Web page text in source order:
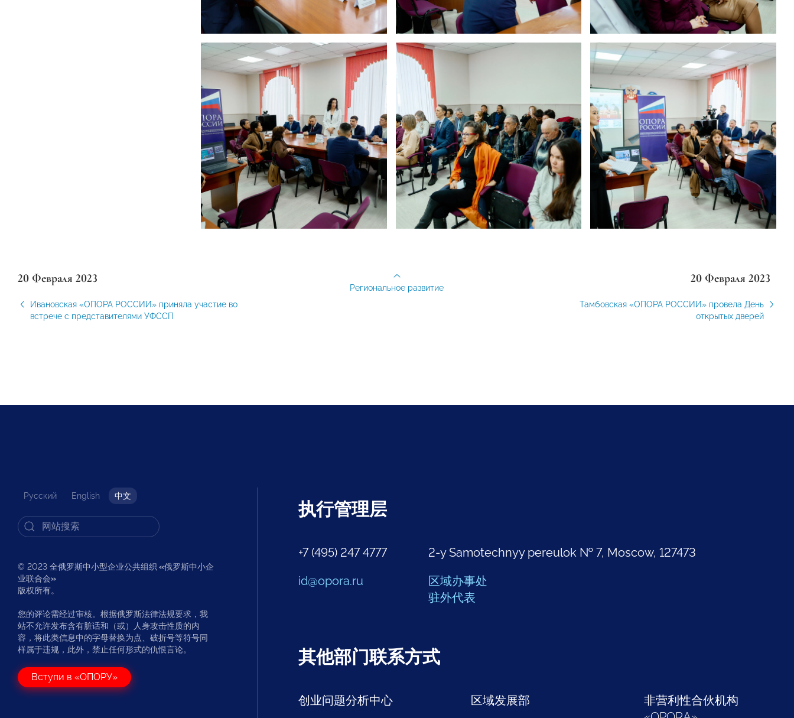
20 Февраля 2023
Ивановская «ОПОРА РОССИИ» приняла участие во
встрече с представителями УФССП
20 Февраля 2023
Тамбовская «ОПОРА РОССИИ» провела День
открытых дверей
Региональное развитие
Русский English 中文
© 2023 全俄罗斯中小型企业公共组织 «俄罗斯中小企
业联合会»
版权所有。
您的评论需经过审核。根据俄罗斯法律法规要求，我
站不允许发布含有脏话和（或）人身攻击性质的内
容，将此类信息中的字母替换为点、破折号等符号同
样属于违规，此外，禁止任何形式的仇恨言论。
Вступи в «ОПОРУ»
执行管理层
+7 (495) 247 4777
id@opora.ru
2-y Samotechnyy pereulok № 7, Moscow, 127473
区域办事处
驻外代表
其他部门联系方式
创业问题分析中心 区域发展部
非营利性合伙机构